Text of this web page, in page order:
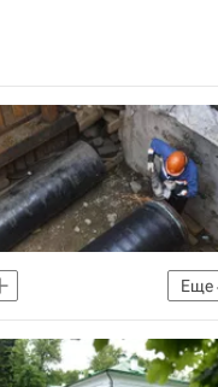
Еще